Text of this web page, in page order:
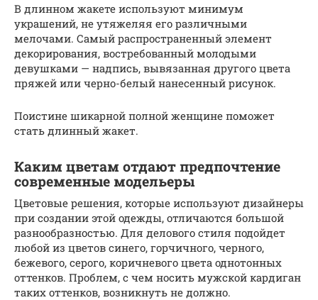
В длинном жакете используют минимум
украшений, не утяжеляя его различными
мелочами. Самый распространенный элемент
декорирования, востребованный молодыми
девушками — надпись, вывязанная другого цвета
пряжей или черно-белый нанесенный рисунок.
Поистине шикарной полной женщине поможет
стать длинный жакет.
Каким цветам отдают предпочтение
современные модельеры
Цветовые решения, которые используют дизайнеры
при создании этой одежды, отличаются большой
разнообразностью. Для делового стиля подойдет
любой из цветов синего, горчичного, черного,
бежевого, серого, коричневого цвета однотонных
оттенков. Проблем, с чем носить мужской кардиган
таких оттенков, возникнуть не должно.